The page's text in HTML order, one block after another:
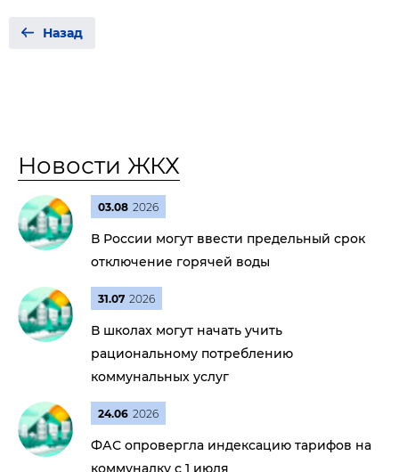
Назад
Новости ЖКХ
03.08 2026
В России могут ввести предельный срок
отключение горячей воды
31.07 2026
В школах могут начать учить
рациональному потреблению
коммунальных услуг
24.06 2026
ФАС опровергла индексацию тарифов на
коммуналку с 1 июля